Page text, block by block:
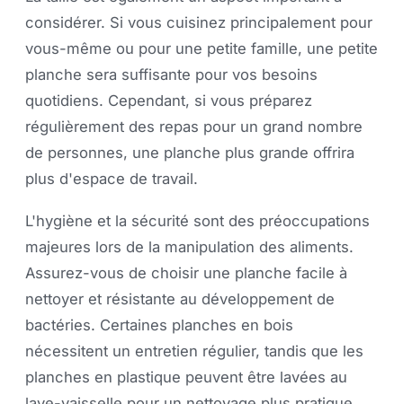
considérer. Si vous cuisinez principalement pour
vous-même ou pour une petite famille, une petite
planche sera suffisante pour vos besoins
quotidiens. Cependant, si vous préparez
régulièrement des repas pour un grand nombre
de personnes, une planche plus grande offrira
plus d'espace de travail.
L'hygiène et la sécurité sont des préoccupations
majeures lors de la manipulation des aliments.
Assurez-vous de choisir une planche facile à
nettoyer et résistante au développement de
bactéries. Certaines planches en bois
nécessitent un entretien régulier, tandis que les
planches en plastique peuvent être lavées au